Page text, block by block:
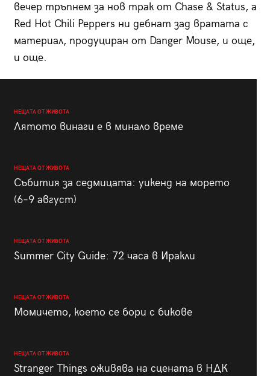
вечер тръпнем за нов трак от Chase & Status, а
Red Hot Chili Peppers ни дебнат зад вратата с
материал, продуциран от Danger Mouse, и още,
и още.
НЕЩАТА ОТ ЖИВОТА
Лятото винаги е в минало време
НЕЩАТА ОТ ЖИВОТА
Събития за седмицата: уикенд на морето
(6–9 август)
НЕЩАТА ОТ ЖИВОТА
Summer City Guide: 72 часа в Иракли
НЕЩАТА ОТ ЖИВОТА
Момичето, което се бори с бикове
НЕЩАТА ОТ ЖИВОТА
Stranger Things оживява на сцената в НДК